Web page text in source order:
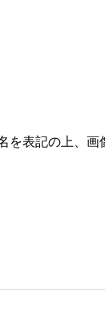
を表記の上、画